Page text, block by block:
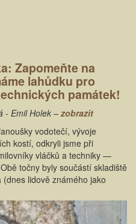
Zapomeňte na
lahůdku pro
památek!
- Emil Holek – zobrazit
vodotečí, vývoje
kostí, odkryli jsme při
vláčků a techniky —
točny byly součástí skladiště
lidově známého jako